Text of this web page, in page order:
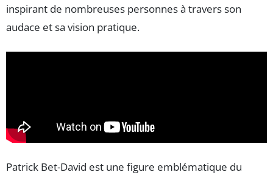
inspirant de nombreuses personnes à travers son
audace et sa vision pratique.
Patrick Bet-David est une figure emblématique du